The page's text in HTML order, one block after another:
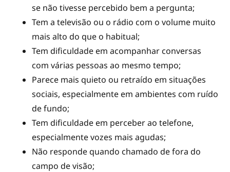
se não tivesse percebido bem a pergunta;
Tem a televisão ou o rádio com o volume muito
mais alto do que o habitual;
Tem dificuldade em acompanhar conversas
com várias pessoas ao mesmo tempo;
Parece mais quieto ou retraído em situações
sociais, especialmente em ambientes com ruído
de fundo;
Tem dificuldade em perceber ao telefone,
especialmente vozes mais agudas;
Não responde quando chamado de fora do
campo de visão;